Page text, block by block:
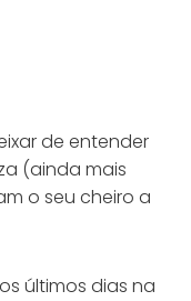
de entender
(ainda mais
o seu cheiro a
últimos dias na